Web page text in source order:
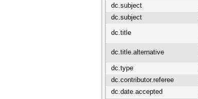
dc.subject
dc.subject
dc.title
dc.title.alternative
dc.type
dc.contributor.referee
dc.date.accepted